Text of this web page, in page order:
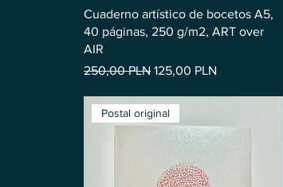
Cuaderno artístico de bocetos A5,
40 páginas, 250 g/m2, ART over
AIR
Precio
250,00 PLN Precio de oferta
125,00 PLN
Postal original